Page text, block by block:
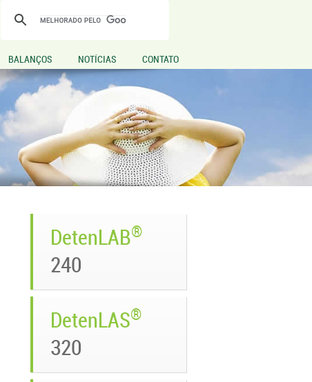
BALANÇOS NOTÍCIAS CONTATO
DetenLAB®
240
DetenLAS®
320